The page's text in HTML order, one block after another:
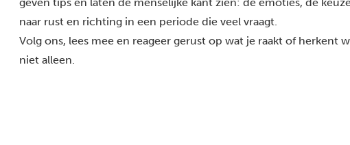
naar rust en richting in een periode die veel vraagt.
Volg ons, lees mee en reageer gerust op wat je raakt of herkent
niet alleen.